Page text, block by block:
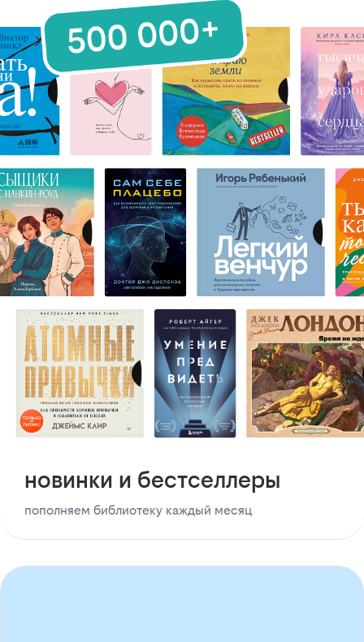
новинки и бестселлеры
пополняем библиотеку каждый месяц